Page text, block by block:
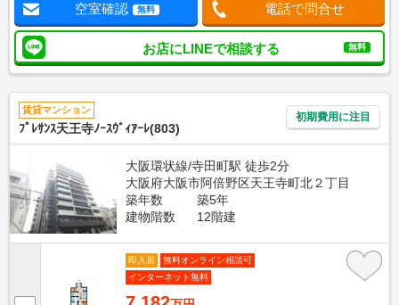
空室確認 無料 電話で問合せ
お店にLINEで相談する 無料
賃貸マンション
ﾌﾟﾚｻﾝｽ天王寺ﾉｰｽｳﾞｨｱｰﾚ(803)
初期費用に注目
大阪環状線/寺田町駅 徒歩2分
大阪府大阪市阿倍野区天王寺町北２丁目
築年数
築5年
建物階数
12階建
即入居
無料オンライン相談可
インターネット無料